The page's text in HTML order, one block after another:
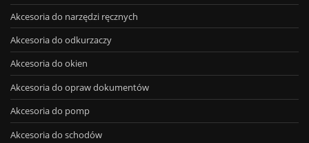
Akcesoria do narzędzi ręcznych
Akcesoria do odkurzaczy
Akcesoria do okien
Akcesoria do opraw dokumentów
Akcesoria do pomp
Akcesoria do schodów